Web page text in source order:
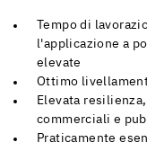
Tempo di
l'applicazione a
elevate
Ottimo
Elevata
commerciali e
Praticamente